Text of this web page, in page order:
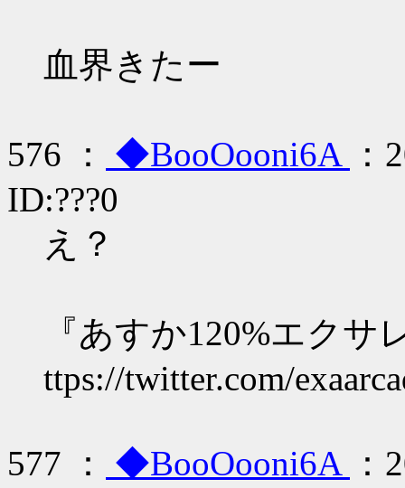
血界きたー
576 ： ◆BooOooni6A
ID:???0
え？
『あすか120%エクサ
ttps://twitter.com/
577 ： ◆BooOooni6A